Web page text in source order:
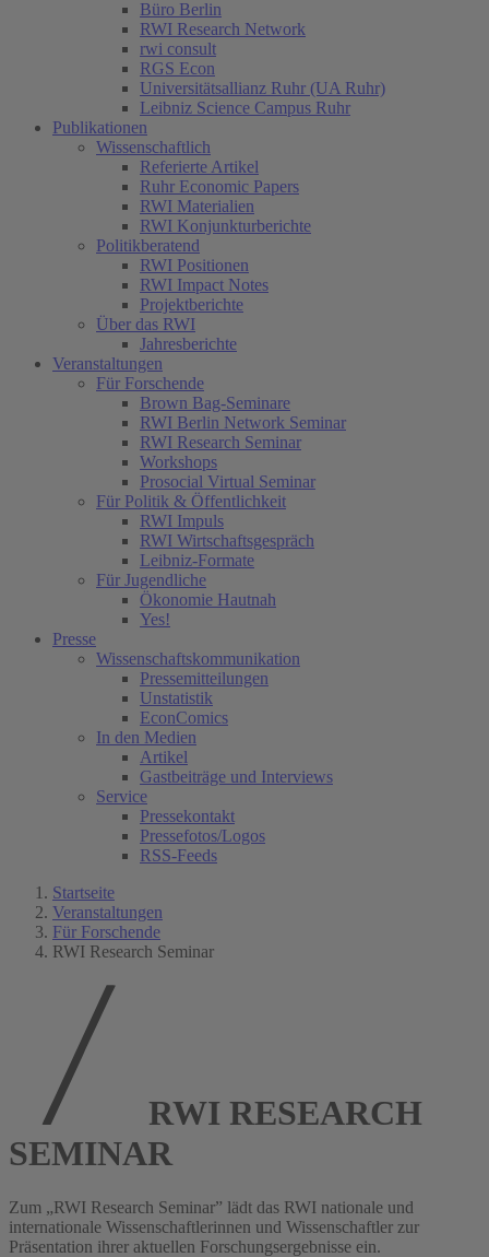
Büro Berlin
RWI Research Network
rwi consult
RGS Econ
Universitätsallianz Ruhr (UA Ruhr)
Leibniz Science Campus Ruhr
Publikationen
Wissenschaftlich
Referierte Artikel
Ruhr Economic Papers
RWI Materialien
RWI Konjunkturberichte
Politikberatend
RWI Positionen
RWI Impact Notes
Projektberichte
Über das RWI
Jahresberichte
Veranstaltungen
Für Forschende
Brown Bag-Seminare
RWI Berlin Network Seminar
RWI Research Seminar(current)
Workshops
Prosocial Virtual Seminar
Für Politik & Öffentlichkeit
RWI Impuls
RWI Wirtschaftsgespräch
Leibniz-Formate
Für Jugendliche
Ökonomie Hautnah
Yes!
Presse
Wissenschaftskommunikation
Pressemitteilungen
Unstatistik
EconComics
In den Medien
Artikel
Gastbeiträge und Interviews
Service
Pressekontakt
Pressefotos/Logos
RSS-Feeds
Startseite
Veranstaltungen
Für Forschende
RWI Research Seminar
RWI RESEARCH
SEMINAR
Zum „RWI Research Seminar” lädt das RWI nationale und
internationale Wissenschaftlerinnen und Wissenschaftler zur
Präsentation ihrer aktuellen Forschungsergebnisse ein.